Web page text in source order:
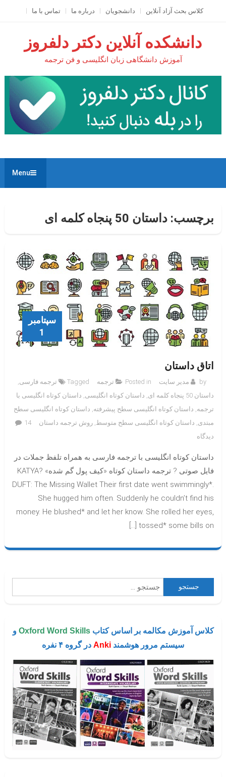
کلاس بحث آزاد آنلاين دانشجویان درباره ما تماس با ما
دانشکده آنلاین دکتر دلفروز
آموزش دانشگاهی زبان انگلیسی و فن ترجمه
Menu
برچسب: داستان 50 پنجاه کلمه ای
سپتامبر
1
اتاق داستان
by مدیر سایت Posted in ترجمه Tagged ترجمه فارسی
داستان 50 پنجاه کلمه ای
داستان کوتاه انگلیسی داستان کوتاه انگلیسی با
ترجمه داستان کوتاه انگلیسی سطح پیشرفته داستان کوتاه انگلیسی سطح
مبتدی داستان کوتاه انگلیسی سطح متوسط روش ترجمه داستان
14
دیدگاه
داستان
داستان کوتاه انگلیسی با ترجمه فارسی به همراه تلفظ جملات در
فایل صوتی ? ترجمه داستان کوتاه «کیف پول گم شده» ?KATYA
DUFT: The Missing Wallet Their first date went swimmingly*.
She hugged him often. Suddenly he couldn’t find his
money. He blushed* and let her know. She rolled her eyes,
tossed* some bills on […]
جستجو
برای:
کلاس آموزش مکالمه بر اساس کتابOxford Word Skills و
سیستم مرور هوشمند Anki در گروه ۴ نفره